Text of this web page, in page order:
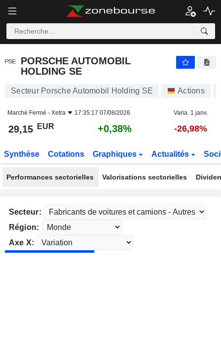
PORSCHE AUTOMOBIL
HOLDING SE
Secteur Porsche Automobil Holding SE Actions
Marché Fermé - Xetra 17:35:17 07/08/2026 Varia. 1 janv.
29,15 EUR +0,38% -26,98%
Synthèse Cotations Graphiques Actualités
Performances sectorielles Valorisations sectorielles
Secteur:
Région:
Axe X: